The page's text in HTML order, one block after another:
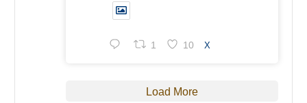
1 10 X
Load More